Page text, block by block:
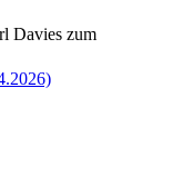
Davies zum